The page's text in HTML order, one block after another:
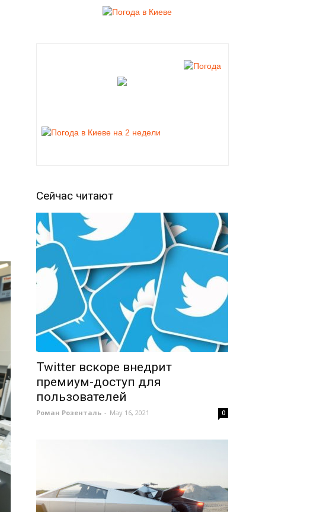
Сейчас читают
Twitter вскоре внедрит
премиум-доступ для
пользователей
Роман Розенталь - May 16, 2021 0